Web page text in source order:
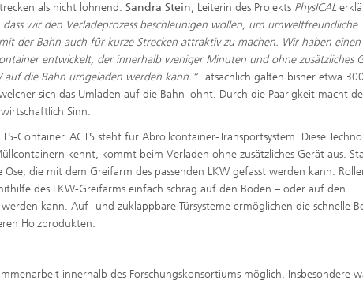
als nicht lohnend. Sandra Stein, Leiterin des Projekts PhysICAL
dass wir den Verladeprozess beschleunigen wollen, um umweltfreundliche
der Bahn auch für kurze Strecken attraktiv zu machen. Wir haben einen
entwickelt, der innerhalb weniger Minuten und ohne zusätzliches
auf die Bahn umgeladen werden kann.“Tatsächlich galten bisher etwa
sich das Umladen auf die Bahn lohnt. Durch die Paarigkeit macht
Sinn.
Container. ACTS steht für Abrollcontainer-Transportsystem. Diese
kennt, kommt beim Verladen ohne zusätzliches Gerät aus.
die mit dem Greifarm des passenden LKW gefasst werden kann.
des LKW-Greifarms einfach schräg auf den Boden – oder auf den
kann. Auf- und zuklappbare Türsysteme ermöglichen die schnelle
Holzprodukten.
innerhalb des Forschungskonsortiums möglich. Insbesondere